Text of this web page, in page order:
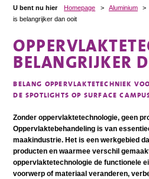
U bent nu hier Homepage > Aluminium >
is belangrijker dan ooit
BELANGRIJKER
BELANG OPPERVLAKTETECHNIEK
DE SPOTLIGHTS OP SURFACE
Zonder oppervlaktetechnologie, geen
Oppervlaktebehandeling is van
maakindustrie. Het is een werkgebied
producten en waarmee verschil
oppervlaktetechnologie de functionele
voorwerp of materiaal veranderen,